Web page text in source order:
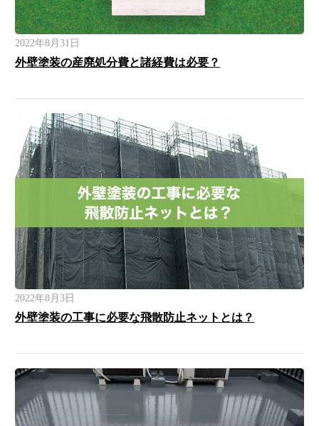
2022年8月31日
外壁塗装の産廃処分費と諸経費は必要？
2022年8月3日
外壁塗装の工事に必要な飛散防止ネットとは？